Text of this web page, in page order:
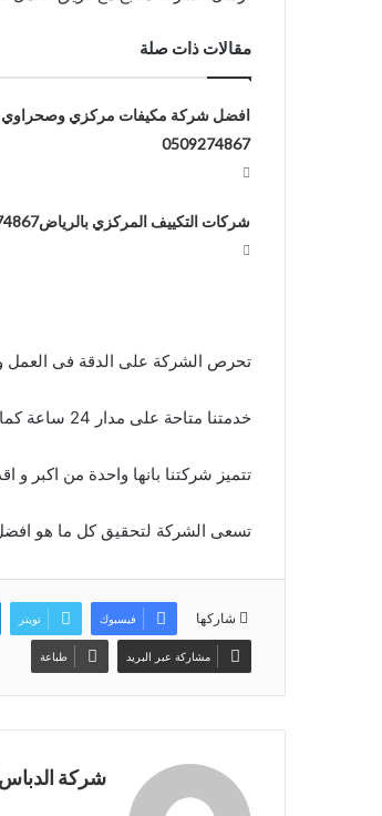
مقالات ذات صلة
افضل شركة مكيفات مركزي وصحراوي
0509274867
شركات التكييف المركزي بالرياض0509274867
تحرص الشركة على الدقة فى العمل و
خدمتنا متاحة على مدار 24 ساعة كما ان يمكن لجميع عملائنا التواصل معنا فى اى وقت مناسب لهم .
تتميز شركتنا بانها واحدة من اكبر
تسعى الشركة لتحقيق كل ما هو
شاركها فيسبوك تويتر
مشاركة عبر البريد طباعة
شركة الدباس